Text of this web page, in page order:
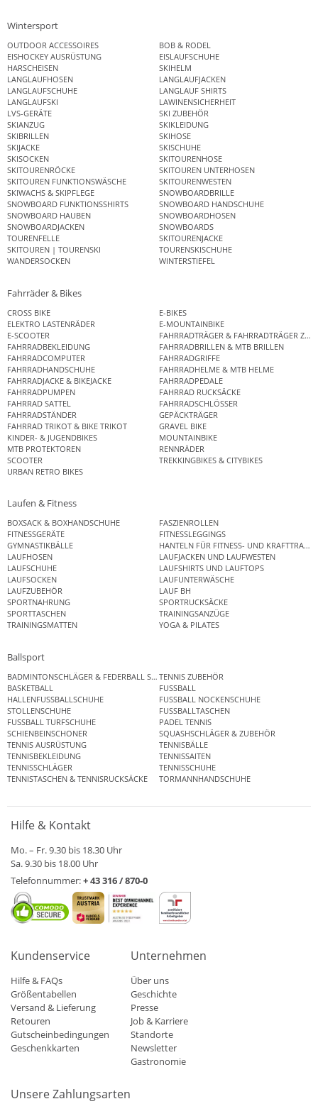
Wintersport
OUTDOOR ACCESSOIRES
BOB & RODEL
EISHOCKEY AUSRÜSTUNG
EISLAUFSCHUHE
HARSCHEISEN
SKIHELM
LANGLAUFHOSEN
LANGLAUFJACKEN
LANGLAUFSCHUHE
LANGLAUF SHIRTS
LANGLAUFSKI
LAWINENSICHERHEIT
LVS-GERÄTE
SKI ZUBEHÖR
SKIANZUG
SKIKLEIDUNG
SKIBRILLEN
SKIHOSE
SKIJACKE
SKISCHUHE
SKISOCKEN
SKITOURENHOSE
SKITOURENRÖCKE
SKITOUREN UNTERHOSEN
SKITOUREN FUNKTIONSWÄSCHE
SKITOURENWESTEN
SKIWACHS & SKIPFLEGE
SNOWBOARDBRILLE
SNOWBOARD FUNKTIONSSHIRTS
SNOWBOARD HANDSCHUHE
SNOWBOARD HAUBEN
SNOWBOARDHOSEN
SNOWBOARDJACKEN
SNOWBOARDS
TOURENFELLE
SKITOURENJACKE
SKITOUREN | TOURENSKI
TOURENSKISCHUHE
WANDERSOCKEN
WINTERSTIEFEL
Fahrräder & Bikes
CROSS BIKE
E-BIKES
ELEKTRO LASTENRÄDER
E-MOUNTAINBIKE
E-SCOOTER
FAHRRADTRÄGER & FAHRRADTRÄGER
FAHRRADBEKLEIDUNG
FAHRRADBRILLEN & MTB BRILLEN
FAHRRADCOMPUTER
FAHRRADGRIFFE
FAHRRADHANDSCHUHE
FAHRRADHELME & MTB HELME
FAHRRADJACKE & BIKEJACKE
FAHRRADPEDALE
FAHRRADPUMPEN
FAHRRAD RUCKSÄCKE
FAHRRAD SATTEL
FAHRRADSCHLÖSSER
FAHRRADSTÄNDER
GEPÄCKTRÄGER
FAHRRAD TRIKOT & BIKE TRIKOT
GRAVEL BIKE
KINDER- & JUGENDBIKES
MOUNTAINBIKE
MTB PROTEKTOREN
RENNRÄDER
SCOOTER
TREKKINGBIKES & CITYBIKES
URBAN RETRO BIKES
Laufen & Fitness
BOXSACK & BOXHANDSCHUHE
FASZIENROLLEN
FITNESSGERÄTE
FITNESSLEGGINGS
GYMNASTIKBÄLLE
HANTELN FÜR FITNESS- UND
LAUFHOSEN
LAUFJACKEN UND LAUFWESTEN
LAUFSCHUHE
LAUFSHIRTS UND LAUFTOPS
LAUFSOCKEN
LAUFUNTERWÄSCHE
LAUFZUBEHÖR
LAUF BH
SPORTNAHRUNG
SPORTRUCKSÄCKE
SPORTTASCHEN
TRAININGSANZÜGE
TRAININGSMATTEN
YOGA & PILATES
Ballsport
BADMINTONSCHLÄGER & FEDERBALL SETSTENNIS ZUBEHÖR
BASKETBALL
FUSSBALL
HALLENFUSSBALLSCHUHE
FUSSBALL NOCKENSCHUHE
STOLLENSCHUHE
FUSSBALLTASCHEN
FUSSBALL TURFSCHUHE
PADEL TENNIS
SCHIENBEINSCHONER
SQUASHSCHLÄGER & ZUBEHÖR
TENNIS AUSRÜSTUNG
TENNISBÄLLE
TENNISBEKLEIDUNG
TENNISSAITEN
TENNISSCHLÄGER
TENNISSCHUHE
TENNISTASCHEN & TENNISRUCKSÄCKE
TORMANNHANDSCHUHE
Hilfe & Kontakt
Mo. – Fr. 9.30 bis 18.30 Uhr
Sa. 9.30 bis 18.00 Uhr
Telefonnummer:+ 43 316 / 870-0
Kundenservice
Hilfe & FAQs
Größentabellen
Versand & Lieferung
Retouren
Gutscheinbedingungen
Geschenkkarten
Unternehmen
Über uns
Geschichte
Presse
Job & Karriere
Standorte
Newsletter
Gastronomie
Unsere Zahlungsarten